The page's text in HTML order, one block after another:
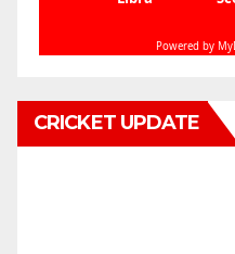
CRICKET UPDATE